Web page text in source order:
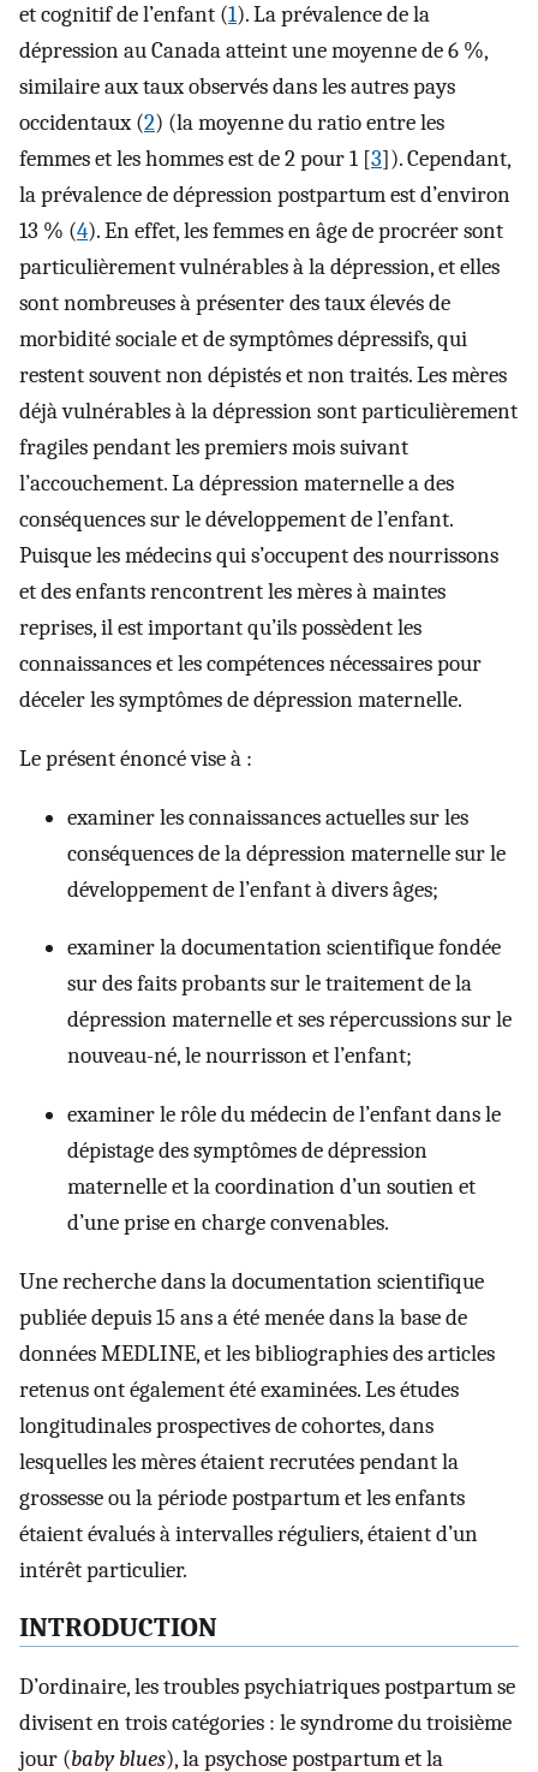
et cognitif de l’enfant (1). La prévalence de la
dépression au Canada atteint une moyenne de 6 %,
similaire aux taux observés dans les autres pays
occidentaux (2) (la moyenne du ratio entre les
femmes et les hommes est de 2 pour 1 [3]). Cependant,
la prévalence de dépression postpartum est d’environ
13 % (4). En effet, les femmes en âge de procréer sont
particulièrement vulnérables à la dépression, et elles
sont nombreuses à présenter des taux élevés de
morbidité sociale et de symptômes dépressifs, qui
restent souvent non dépistés et non traités. Les mères
déjà vulnérables à la dépression sont particulièrement
fragiles pendant les premiers mois suivant
l’accouchement. La dépression maternelle a des
conséquences sur le développement de l’enfant.
Puisque les médecins qui s’occupent des nourrissons
et des enfants rencontrent les mères à maintes
reprises, il est important qu’ils possèdent les
connaissances et les compétences nécessaires pour
déceler les symptômes de dépression maternelle.
Le présent énoncé vise à :
examiner les connaissances actuelles sur les
conséquences de la dépression maternelle sur le
développement de l’enfant à divers âges;
examiner la documentation scientifique fondée
sur des faits probants sur le traitement de la
dépression maternelle et ses répercussions sur le
nouveau-né, le nourrisson et l’enfant;
examiner le rôle du médecin de l’enfant dans le
dépistage des symptômes de dépression
maternelle et la coordination d’un soutien et
d’une prise en charge convenables.
Une recherche dans la documentation scientifique
publiée depuis 15 ans a été menée dans la base de
données MEDLINE, et les bibliographies des articles
retenus ont également été examinées. Les études
longitudinales prospectives de cohortes, dans
lesquelles les mères étaient recrutées pendant la
grossesse ou la période postpartum et les enfants
étaient évalués à intervalles réguliers, étaient d’un
intérêt particulier.
INTRODUCTION
D’ordinaire, les troubles psychiatriques postpartum se
divisent en trois catégories : le syndrome du troisième
jour (baby blues), la psychose postpartum et la